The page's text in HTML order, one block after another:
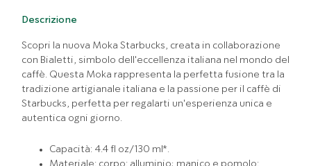
Descrizione
Scopri la nuova Moka Starbucks, creata in collaborazione
con Bialetti, simbolo dell'eccellenza italiana nel mondo del
caffè. Questa Moka rappresenta la perfetta fusione tra la
tradizione artigianale italiana e la passione per il caffè di
Starbucks, perfetta per regalarti un'esperienza unica e
autentica ogni giorno.
Capacità: 4.4 fl oz/130 ml*.
Materiale: corpo: alluminio; manico e pomolo: